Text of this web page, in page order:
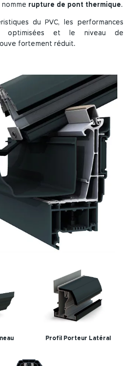
rupture de pont thermique.
du PVC, les performances
optimisées et le niveau de
fortement réduit.
Profil Porteur Latéral